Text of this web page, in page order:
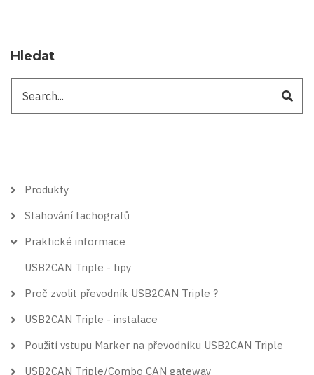
Hledat
Hlavní
Produkty
Stahování tachografů
Praktické informace
USB2CAN Triple - tipy
Proč zvolit převodník USB2CAN Triple ?
USB2CAN Triple - instalace
Použití vstupu Marker na převodníku USB2CAN Triple
USB2CAN Triple/Combo CAN gateway